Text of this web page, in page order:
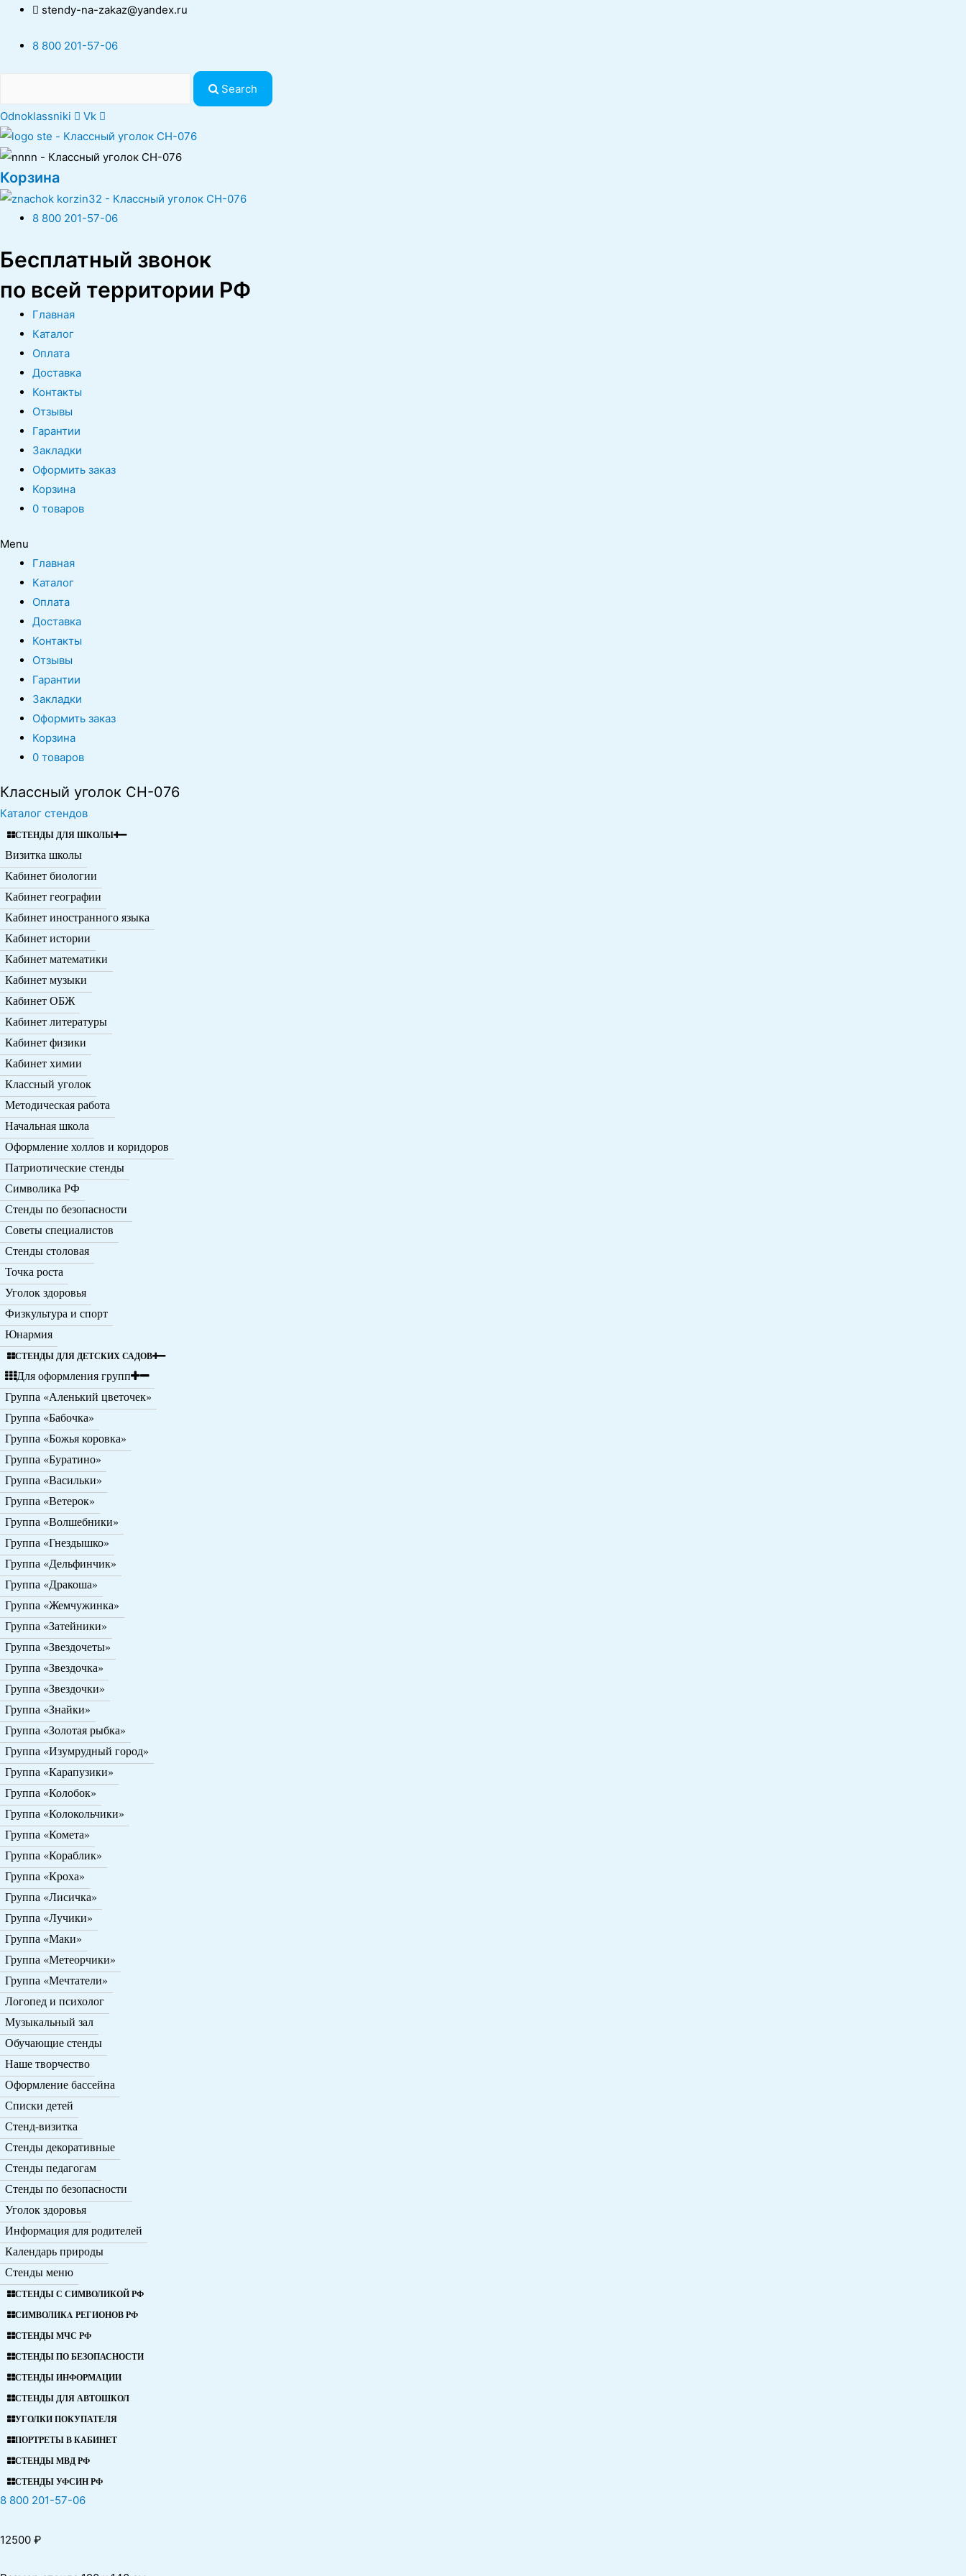
stendy-na-zakaz@yandex.ru
8 800 201-57-06
Search
Odnoklassniki
Vk
Корзина
8 800 201-57-06
Бесплатный звонок
по всей территории РФ
Главная
Каталог
Оплата
Доставка
Контакты
Отзывы
Гарантии
Закладки
Оформить заказ
Корзина
0 товаров
Menu
Главная
Каталог
Оплата
Доставка
Контакты
Отзывы
Гарантии
Закладки
Оформить заказ
Корзина
0 товаров
Классный уголок CH-076
Каталог стендов
СТЕНДЫ ДЛЯ ШКОЛЫ
Визитка школы
Кабинет биологии
Кабинет географии
Кабинет иностранного языка
Кабинет истории
Кабинет математики
Кабинет музыки
Кабинет ОБЖ
Кабинет литературы
Кабинет физики
Кабинет химии
Классный уголок
Методическая работа
Начальная школа
Оформление холлов и коридоров
Патриотические стенды
Символика РФ
Стенды по безопасности
Советы специалистов
Стенды столовая
Точка роста
Уголок здоровья
Физкультура и спорт
Юнармия
СТЕНДЫ ДЛЯ ДЕТСКИХ САДОВ
Для оформления групп
Группа «Аленький цветочек»
Группа «Бабочка»
Группа «Божья коровка»
Группа «Буратино»
Группа «Васильки»
Группа «Ветерок»
Группа «Волшебники»
Группа «Гнездышко»
Группа «Дельфинчик»
Группа «Дракоша»
Группа «Жемчужинка»
Группа «Затейники»
Группа «Звездочеты»
Группа «Звездочка»
Группа «Звездочки»
Группа «Знайки»
Группа «Золотая рыбка»
Группа «Изумрудный город»
Группа «Карапузики»
Группа «Колобок»
Группа «Колокольчики»
Группа «Комета»
Группа «Кораблик»
Группа «Кроха»
Группа «Лисичка»
Группа «Лучики»
Группа «Маки»
Группа «Метеорчики»
Группа «Мечтатели»
Логопед и психолог
Музыкальный зал
Обучающие стенды
Наше творчество
Оформление бассейна
Списки детей
Стенд-визитка
Стенды декоративные
Стенды педагогам
Стенды по безопасности
Уголок здоровья
Информация для родителей
Календарь природы
Стенды меню
СТЕНДЫ С СИМВОЛИКОЙ РФ
СИМВОЛИКA РЕГИОНОВ РФ
СТЕНДЫ МЧС РФ
СТЕНДЫ ПО БЕЗОПАСНОСТИ
СТЕНДЫ ИНФОРМАЦИИ
СТЕНДЫ ДЛЯ АВТОШКОЛ
УГОЛКИ ПОКУПАТЕЛЯ
ПОРТРЕТЫ В КАБИНЕТ
СТЕНДЫ МВД РФ
СТЕНДЫ УФСИН РФ
8 800 201-57-06
12500 ₽